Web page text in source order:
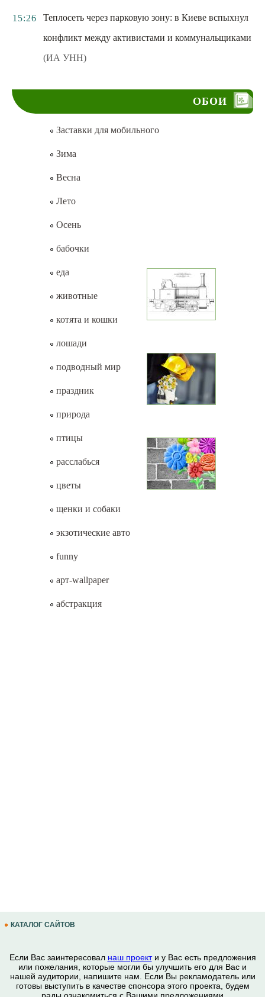
15:26
Теплосеть через парковую зону: в Киеве вспыхнул
конфликт между активистами и коммунальщиками
(ИА УНН)
ОБОИ
Заставки для мобильного
Зима
Весна
Лето
Осень
бабочки
еда
животные
котята и кошки
лошади
подводный мир
праздник
природа
птицы
расслабься
цветы
щенки и собаки
экзотические авто
funny
арт-wallpaper
абстракция
КАТАЛОГ САЙТОВ
Если Вас заинтересовал наш проекти у Вас есть предложения
или пожелания, которые могли бы улучшить его для Вас и
нашей аудитории, напишите нам. Если Вы рекламодатель или
готовы выступить в качестве спонсора этого проекта, будем